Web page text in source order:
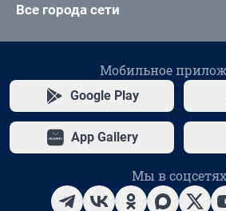
Все города сети
Мобильное
Google Play
App Gallery
Мы в соцсетях